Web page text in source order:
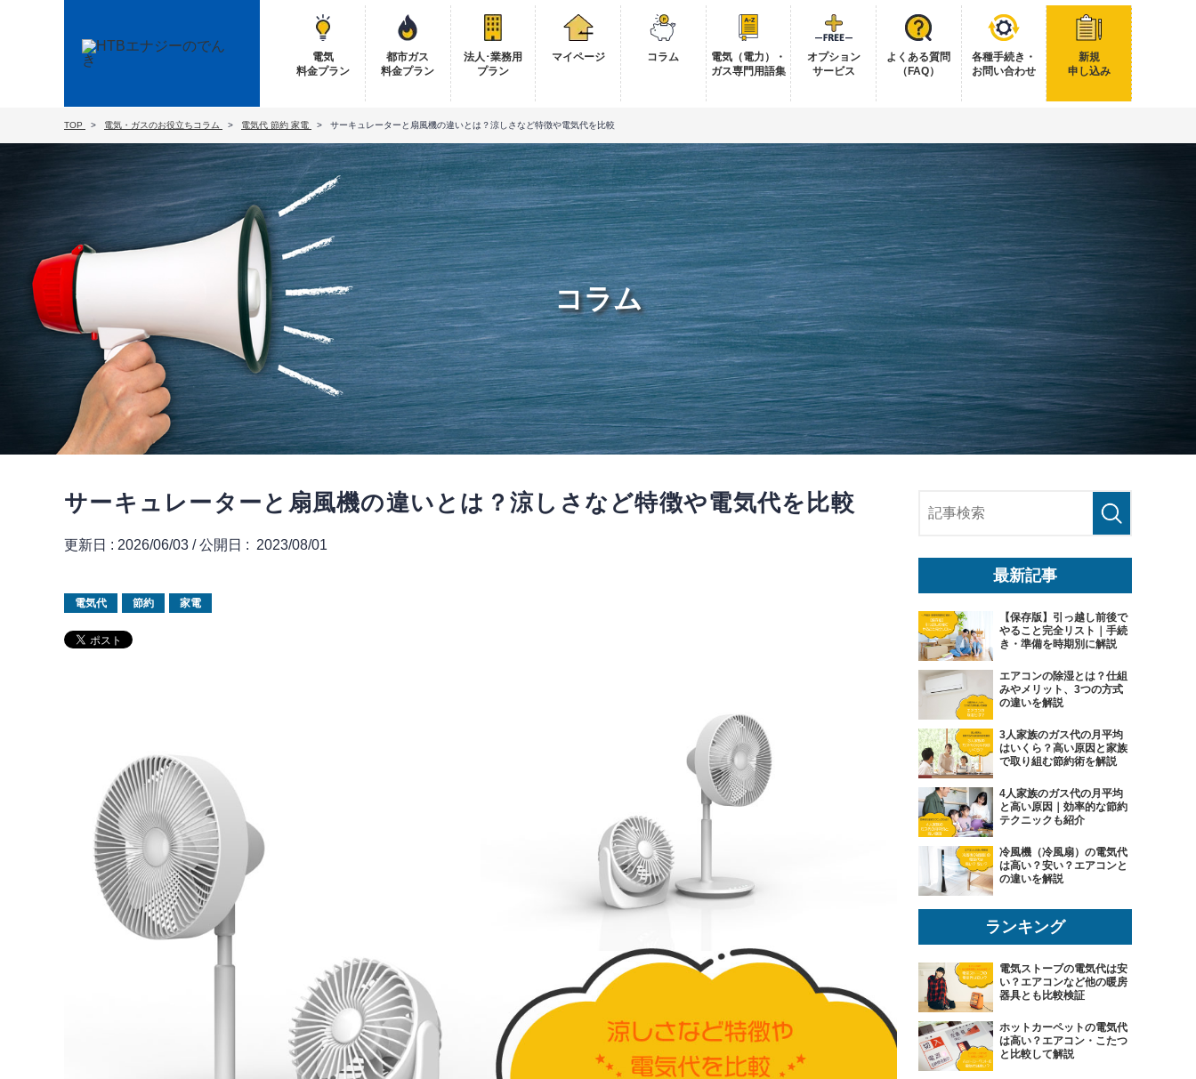
電気
料金プラン
都市ガス
料金プラン
法人･業務用
プラン
マイページ コラム
電気（電力）・
ガス専門用語集
オプション
サービス
よくある質問
（FAQ）
各種手続き・
お問い合わせ
新規
申し込み
TOP 電気・ガスのお役立ちコラム 電気代 節約 家電 サーキュレーターと扇風機の違いとは？涼しさなど特徴や電気代を比較
コラム
サーキュレーターと扇風機の違いとは？涼しさなど特徴や電気代を比較
更新日 : 2026/06/03 /公開日 : 2023/08/01
電気代 節約 家電
最新記事
【保存版】引っ越し前後で
やること完全リスト｜手続
き・準備を時期別に解説
エアコンの除湿とは？仕組
みやメリット、3つの方式
の違いを解説
3人家族のガス代の月平均
はいくら？高い原因と家族
で取り組む節約術を解説
4人家族のガス代の月平均
と高い原因｜効率的な節約
テクニックも紹介
冷風機（冷風扇）の電気代
は高い？安い？エアコンと
の違いを解説
ランキング
電気ストーブの電気代は安
い？エアコンなど他の暖房
器具とも比較検証
ホットカーペットの電気代
は高い？エアコン・こたつ
と比較して解説